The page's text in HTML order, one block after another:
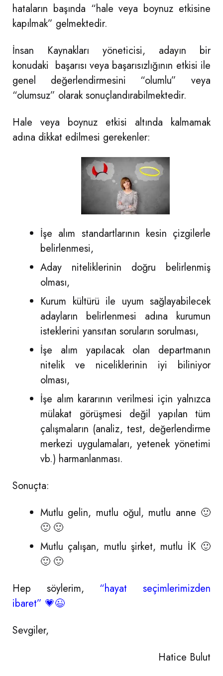
hataların başında “hale veya boynuz etkisine
kapılmak” gelmektedir.
İnsan Kaynakları yöneticisi, adayın bir
konudaki başarısı veya başarısızlığının etkisi ile
genel değerlendirmesini “olumlu” veya
“olumsuz” olarak sonuçlandırabilmektedir.
Hale veya boynuz etkisi altında kalmamak
adına dikkat edilmesi gerekenler:
İşe alım standartlarının kesin çizgilerle
belirlenmesi,
Aday niteliklerinin doğru belirlenmiş
olması,
Kurum kültürü ile uyum sağlayabilecek
adayların belirlenmesi adına kurumun
isteklerini yansıtan soruların sorulması,
İşe alım yapılacak olan departmanın
nitelik ve niceliklerinin iyi biliniyor
olması,
İşe alım kararının verilmesi için yalnızca
mülakat görüşmesi değil yapılan tüm
çalışmaların (analiz, test, değerlendirme
merkezi uygulamaları, yetenek yönetimi
vb.) harmanlanması.
Sonuçta:
Mutlu gelin, mutlu oğul, mutlu anne 🙂
🙂 🙂
Mutlu çalışan, mutlu şirket, mutlu İK 🙂
🙂 🙂
Hep söylerim, “hayat seçimlerimizden
ibaret” 💗😉
Sevgiler,
Hatice Bulut